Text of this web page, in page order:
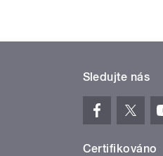
Sledujte nás
Certifikováno